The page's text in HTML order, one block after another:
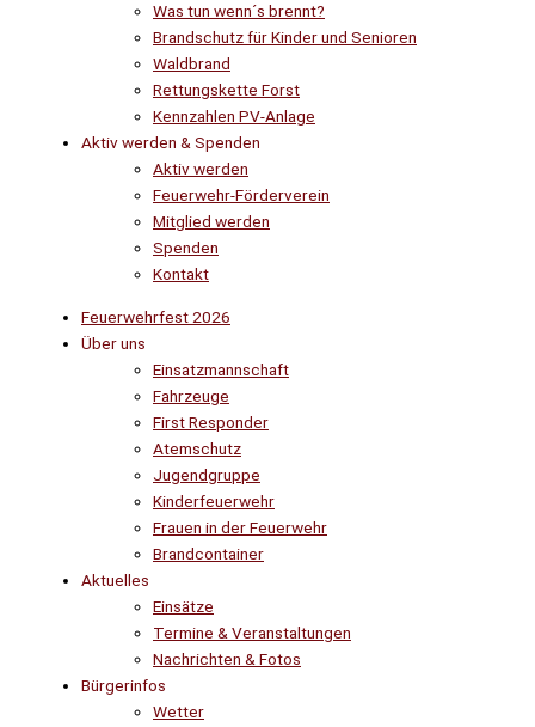
Was tun wenn´s brennt?
Brandschutz für Kinder und Senioren
Waldbrand
Rettungskette Forst
Kennzahlen PV-Anlage
Aktiv werden & Spenden
Aktiv werden
Feuerwehr-Förderverein
Mitglied werden
Spenden
Kontakt
Feuerwehrfest 2026
Über uns
Einsatzmannschaft
Fahrzeuge
First Responder
Atemschutz
Jugendgruppe
Kinderfeuerwehr
Frauen in der Feuerwehr
Brandcontainer
Aktuelles
Einsätze
Termine & Veranstaltungen
Nachrichten & Fotos
Bürgerinfos
Wetter